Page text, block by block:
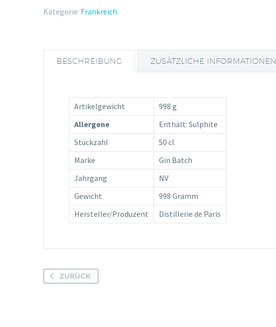
Kategorie: Frankreich.
BESCHREIBUNG ZUSÄTZLICHE INFORMATIONEN
Artikelgewicht
998 g
Allergene
Enthält: Sulphite
Stückzahl
50 cl
Marke
Gin Batch
Jahrgang
NV
Gewicht
998 Gramm
Hersteller/Produzent
Distillerie de Paris
ZURÜCK